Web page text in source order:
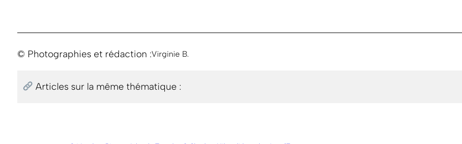
© Photographies et rédaction :Virginie B.
Articles sur la même thématique :